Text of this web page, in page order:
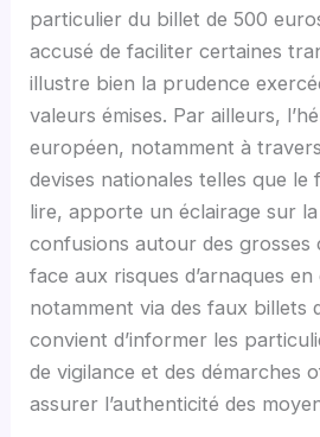
particulier du billet de 500
accusé de faciliter certaines
illustre bien la prudence
valeurs émises. Par ailleurs,
européen, notamment à
devises nationales telles que
lire, apporte un éclairage sur la
confusions autour des grosses
face aux risques d’arnaques
notamment via des faux billets
convient d’informer les
de vigilance et des démarches
assurer l’authenticité des